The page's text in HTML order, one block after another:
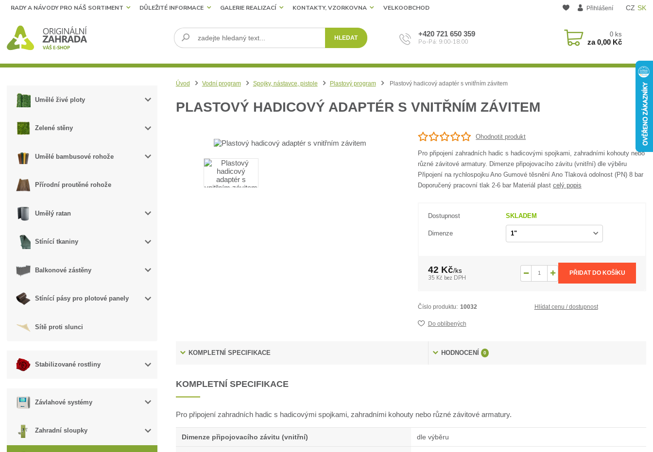
CZ SK
RADY A NÁVODY PRO NÁŠ SORTIMENT DŮLEŽITÉ INFORMACE GALERIE REALIZACÍ KONTAKTY, VZORKOVNA VELKOOBCHOD Přihlášení
HLEDAT +420 721 650 359
Po-Pá: 9:00-18:00
0 ks
za0,00 Kč
Umělé živé ploty
Zelené stěny
Umělé bambusové rohože
Přírodní proutěné rohože
Umělý ratan
Stínící tkaniny
Balkonové zástěny
Stínící pásy pro plotové panely
Sítě proti slunci
Stabilizované rostliny
Závlahové systémy
Zahradní sloupky
Úvod Vodní program Spojky, nástavce, pistole Plastový program Plastový hadicový adaptér s vnitřním závitem
PLASTOVÝ HADICOVÝ ADAPTÉR S VNITŘNÍM ZÁVITEM
Ohodnotit produkt
Pro připojení zahradních hadic s hadicovými spojkami, zahradními kohouty nebo
různé závitové armatury. Dimenze připojovacího závitu (vnitřní) dle výběru
Připojení na rychlospojku Ano Gumové těsnění Ano Tlaková odolnost (PN) 8 bar
Doporučený pracovní tlak 2-6 bar Materiál plast celý popis
Dostupnost SKLADEM
Dimenze
42 Kč/ks
35 Kč bez DPH
PŘIDAT DO KOŠÍKU
Číslo produktu: 10032 Hlídat cenu / dostupnost
Do oblíbených
KOMPLETNÍ SPECIFIKACE HODNOCENÍ 0
KOMPLETNÍ SPECIFIKACE
Pro připojení zahradních hadic s hadicovými spojkami, zahradními kohouty nebo různé závitové armatury.
Dimenze připojovacího závitu (vnitřní) dle výběru